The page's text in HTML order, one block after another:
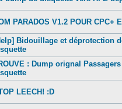
PARADOS V1.2 POUR CPC+
Bidouillage et déprotection
: Dump orignal
LEECH! :D